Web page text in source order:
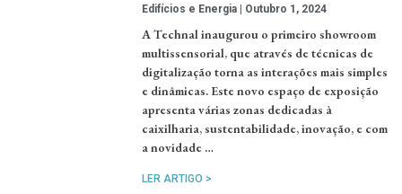
Edifícios e Energia Outubro 1, 2024
A Technal inaugurou o primeiro showroom
multissensorial, que através de técnicas de
digitalização torna as interações mais simples
e dinâmicas. Este novo espaço de exposição
apresenta várias zonas dedicadas à
caixilharia, sustentabilidade, inovação, e com
a novidade …
LER ARTIGO >